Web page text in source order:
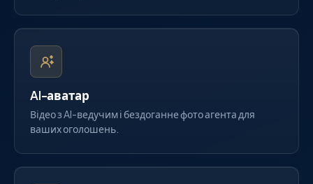
AI-аватар
Відео з AI-ведучим і бездоганне фото агента для
ваших оголошень.